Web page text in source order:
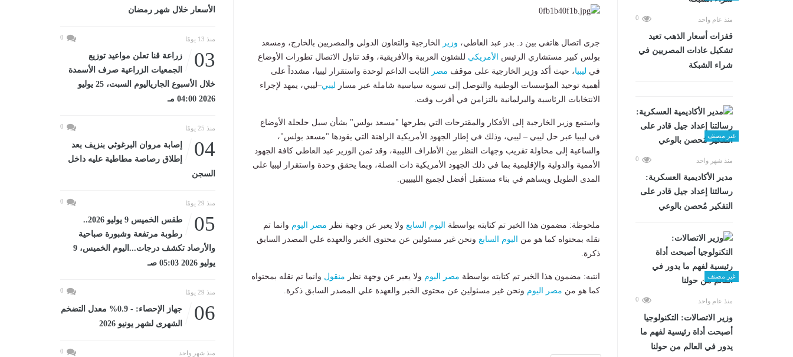
منذ عام واحد 0
قفزات أسعار الذهب تعيد
تشكيل عادات المصريين في
شراء الشبكة
غير مصنف
منذ شهر واحد 0
مدير الأكاديمية العسكرية:
رسالتنا إعداد جيل قادر على
التفكير مُحصن بالوعي
غير مصنف
منذ عام واحد 0
وزير الاتصالات: التكنولوجيا
أصبحت أداة رئيسية لفهم ما
يدور في العالم من حولنا
جرى اتصال هاتفي بين د. بدر عبد العاطي، وزير
الخارجية والتعاون الدولي والمصريين بالخارج، ومسعد
بولس كبير مستشاري الرئيس
الأمريكي للشئون العربية والأفريقية، وقد تناول الاتصال تطورات الأوضاع
في ليبيا، حيث أكد وزير الخارجية على موقف مصر
الثابت الداعم لوحدة واستقرار ليبيا، مشدداً على
أهمية توحيد المؤسسات الوطنية والتوصل إلى تسوية سياسية شاملة عبر مسار ليبي–ليبي، يمهد لإجراء
الانتخابات الرئاسية والبرلمانية بالتزامن في أقرب وقت.
واستمع وزير الخارجية إلى الأفكار والمقترحات التي يطرحها "مسعد بولس" بشأن سبل حلحلة الأوضاع
في ليبيا عبر حل ليبي – ليبي، وذلك في إطار الجهود الأمريكية الراهنة التي يقودها "مسعد بولس"،
والساعية إلى محاولة تقريب وجهات النظر بين الأطراف الليبية، وقد ثمن الوزير عبد العاطي كافة الجهود
الأممية والدولية والإقليمية بما في ذلك الجهود الأمريكية ذات الصلة، وبما يحقق وحدة واستقرار ليبيا على
المدى الطويل ويساهم في بناء مستقبل أفضل لجميع الليبيين.
ملحوظة: مضمون هذا الخبر تم كتابته بواسطة اليوم السابع ولا يعبر عن وجهة نظر مصر اليوم وانما تم
نقله بمحتواه كما هو من
اليوم السابع ونحن غير مسئولين عن محتوى الخبر والعهدة علي المصدر السابق
ذكرة.
انتبه: مضمون هذا الخبر تم كتابته بواسطة مصر اليوم ولا يعبر عن وجهة نظر منقول وانما تم نقله بمحتواه
كما هو من مصر اليوم ونحن غير مسئولين عن محتوى الخبر والعهدة علي المصدر السابق ذكرة.
الأسعار خلال شهر رمضان
منذ 13 يومًا 0
03
زراعة قنا تعلن مواعيد توزيع
الجمعيات الزراعية صرف الأسمدة
خلال الأسبوع الجارياليوم السبت، 25 يوليو
2026 04:00 مـ
منذ 25 يومًا 0
04
إصابة مروان البرغوثي بنزيف بعد
إطلاق رصاصة مطاطية عليه داخل
السجن
منذ 29 يومًا 0
05
طقس الخميس 9 يوليو 2026..
رطوبة مرتفعة وشبورة صباحية
والأرصاد تكشف درجات...اليوم الخميس، 9
يوليو 2026 05:03 صـ
منذ 29 يومًا 0
06
جهاز الإحصاء: - 0.9% معدل التضخم
الشهرى لشهر يونيو 2026
منذ شهر واحد 0